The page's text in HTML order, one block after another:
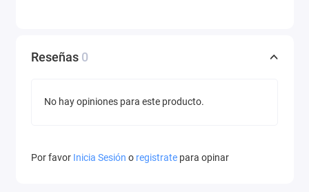
Reseñas 0
No hay opiniones para este producto.
Por favor Inicia Sesión o registrate para opinar